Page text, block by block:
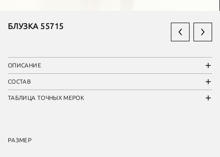
БЛУЗКА 55715
ОПИСАНИЕ
СОСТАВ
ТАБЛИЦА ТОЧНЫХ МЕРОК
РАЗМЕР